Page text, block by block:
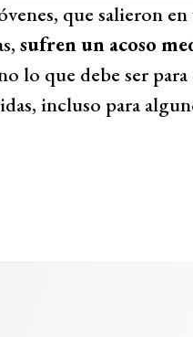
que salieron
sufren un acoso
lo que debe ser para
incluso para